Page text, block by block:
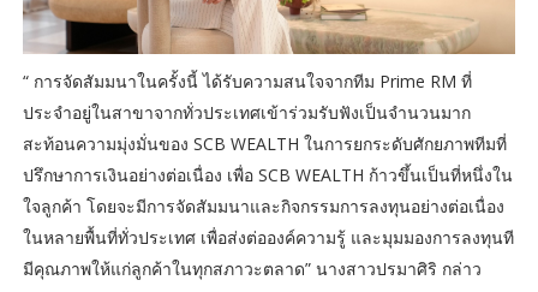
“ การจัดสัมมนาในครั้งนี้ ได้รับความสนใจจากทีม Prime RM ที่
ประจำอยู่ในสาขาจากทั่วประเทศเข้าร่วมรับฟังเป็นจำนวนมาก
สะท้อนความมุ่งมั่นของ SCB WEALTH ในการยกระดับศักยภาพทีมที่
ปรึกษาการเงินอย่างต่อเนื่อง เพื่อ SCB WEALTH ก้าวขึ้นเป็นที่หนึ่งใน
ใจลูกค้า โดยจะมีการจัดสัมมนาและกิจกรรมการลงทุนอย่างต่อเนื่อง
ในหลายพื้นที่ทั่วประเทศ เพื่อส่งต่อองค์ความรู้ และมุมมองการลงทุนที
มีคุณภาพให้แก่ลูกค้าในทุกสภาวะตลาด” นางสาวปรมาศิริ กล่าว